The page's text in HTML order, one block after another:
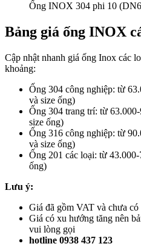
Ống INOX 304 phi 10
Bảng giá ống INOX
Cập nhật nhanh giá ống Inox các
khoảng:
Ống 304 công nghiệp: từ
và size ống)
Ống 304 trang trí: từ
size ống)
Ống 316 công nghiệp: từ
và size ống)
Ống 201 các loại: từ
ống)
Lưu ý:
Giá đã gồm VAT và chưa
Giá có xu hướng tăng nên
vui lòng gọi
hotline 0938 437 123